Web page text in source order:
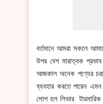
বর্তমানে আমরা সকলে
উপর বেশ মারাত্বক
আজকাল অনেক পণ্যের
ব্যবহার করতে পারেন
সোপ হল লিভার